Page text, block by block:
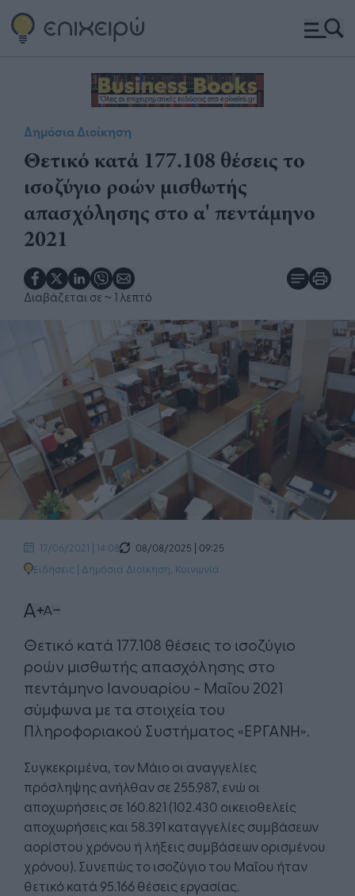
Δημόσια Διοίκηση
Θετικό κατά 177.108 θέσεις το
ισοζύγιο ροών μισθωτής
απασχόλησης στο α' πεντάμηνο
2021​​
Διαβάζεται σε ~ 1 λεπτό
17/06/2021 | 14:08
08/08/2025 | 09:25
Ειδήσεις | Δημόσια Διοίκηση Κοινωνία
Θετικό κατά 177.108 θέσεις το ισοζύγιο
ροών μισθωτής απασχόλησης στο
πεντάμηνο Ιανουαρίου - Μαΐου 2021​​
σύμφωνα με τα στοιχεία του
Πληροφοριακού Συστήματος «ΕΡΓΑΝΗ».
Συγκεκριμένα, τον Μάιο οι αναγγελίες
πρόσληψης ανήλθαν σε 255.987, ενώ οι
αποχωρήσεις σε 160.821 (102.430 οικειοθελείς
αποχωρήσεις και 58.391 καταγγελίες συμβάσεων
αορίστου χρόνου ή λήξεις συμβάσεων ορισμένου
χρόνου). Συνεπώς το ισοζύγιο του Μαΐου ήταν
θετικό κατά 95.166 θέσεις εργασίας.